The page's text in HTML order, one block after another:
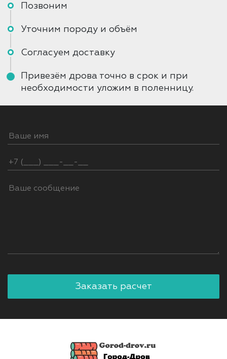
Позвоним
Уточним породу и объём
Согласуем доставку
Привезём дрова точно в срок и при
необходимости уложим в поленницу.